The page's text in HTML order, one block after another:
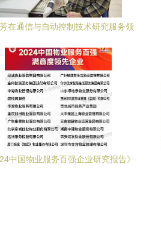
在通信与自动控制技术研究服务领
中国物业服务百强企业研究报告》